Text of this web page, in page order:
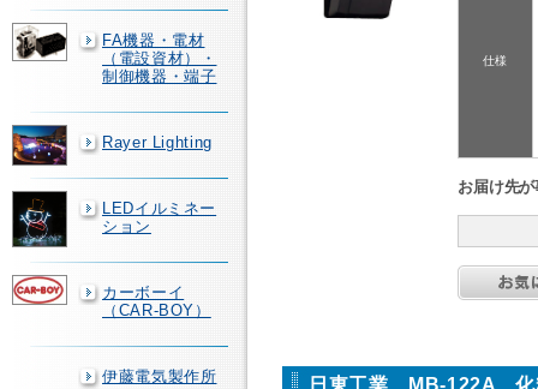
FA機器・電材
（電設資材）・
制御機器・端子
Rayer Lighting
LEDイルミネー
ション
カーボーイ
（CAR-BOY）
伊藤電気製作所
仕様
お届け先
日東工業 MB-122A 化